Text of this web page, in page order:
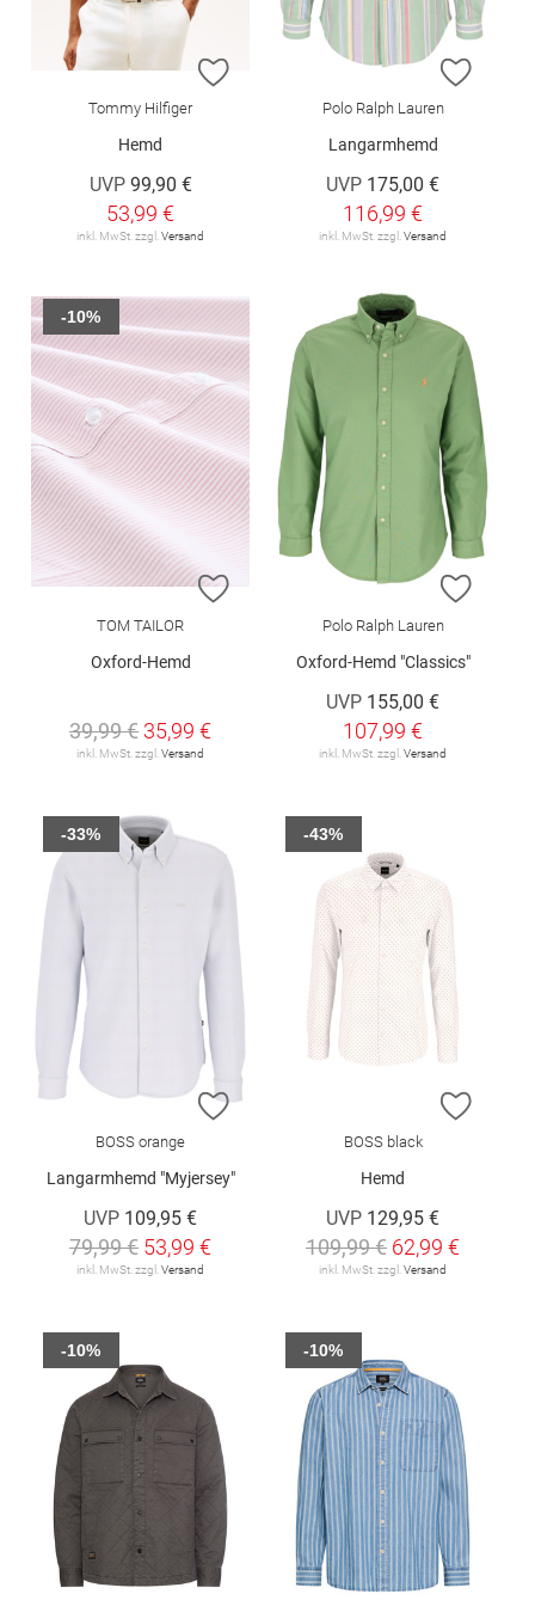
ZUR WUNSCHLISTE HINZUFÜGEN
Tommy Hilfiger
Hemd
UVP 99,90 €
53,99 €
inkl. MwSt. zzgl. Versand
ZUR
Polo Ralph Lauren
Langarmhemd
UVP 175,00 €
116,99 €
inkl. MwSt. zzgl. Versand
ZUR WUNSCHLISTE HINZUFÜGEN
TOM TAILOR
Oxford-Hemd
39,99 € 35,99 €
inkl. MwSt. zzgl. Versand
-10%
ZUR
Polo Ralph Lauren
Oxford-Hemd "Classics"
UVP 155,00 €
107,99 €
inkl. MwSt. zzgl. Versand
ZUR WUNSCHLISTE HINZUFÜGEN
BOSS orange
Langarmhemd "Myjersey"
UVP 109,95 €
79,99 € 53,99 €
inkl. MwSt. zzgl.Versand
-33%
ZUR
BOSS black
Hemd
UVP 129,95 €
109,99 € 62,99 €
inkl. MwSt. zzgl.Versand
-43%
-10% -10%